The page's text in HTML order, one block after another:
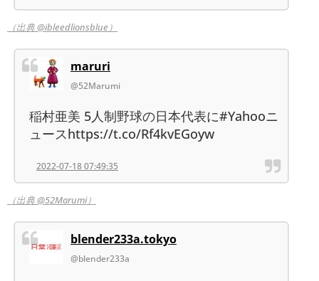
（出典 @ibleedlionsblue）
maruri
@52Marumi
稲村亜美 5人制野球の日本代表に#Yahooニ
ュースhttps://t.co/Rf4kvEGoyw
2022-07-18 07:49:35
（出典 @52Marumi）
blender233a.tokyo
@blender233a